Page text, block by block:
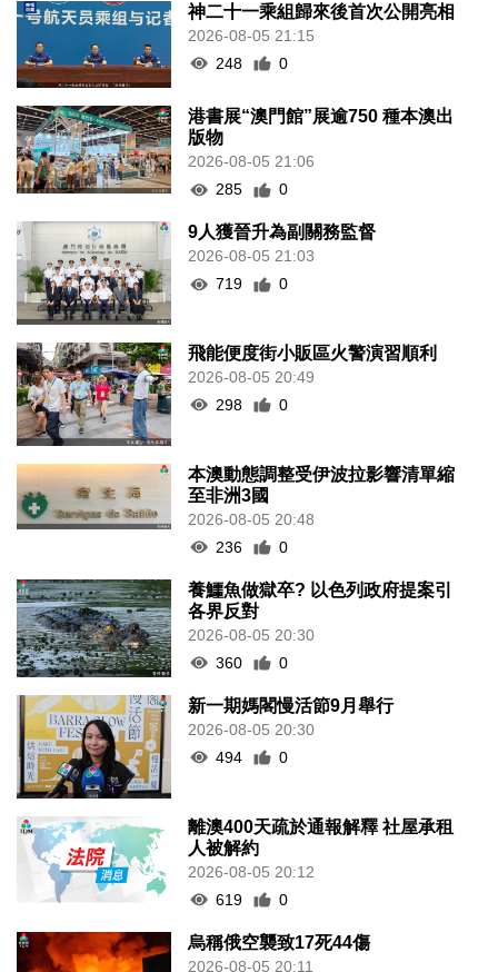
神二十一乘組歸來後首次公開亮相
2026-08-05 21:15
248
0
港書展“澳門館”展逾750 種本澳出
版物
2026-08-05 21:06
285
0
9人獲晉升為副關務監督
2026-08-05 21:03
719
0
飛能便度街小販區火警演習順利
2026-08-05 20:49
298
0
本澳動態調整受伊波拉影響清單縮
至非洲3國
2026-08-05 20:48
236
0
養鱷魚做獄卒? 以色列政府提案引
各界反對
2026-08-05 20:30
360
0
新一期媽閣慢活節9月舉行
2026-08-05 20:30
494
0
離澳400天疏於通報解釋 社屋承租
人被解約
2026-08-05 20:12
619
0
烏稱俄空襲致17死44傷
2026-08-05 20:11